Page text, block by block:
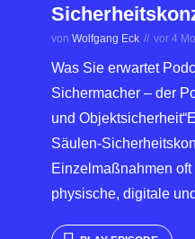
von Wolfgang Eck vor 4
Was Sie erwartet
Sichermacher – der
und
Säulen-
Einzelmaßnahmen
physische, digitale